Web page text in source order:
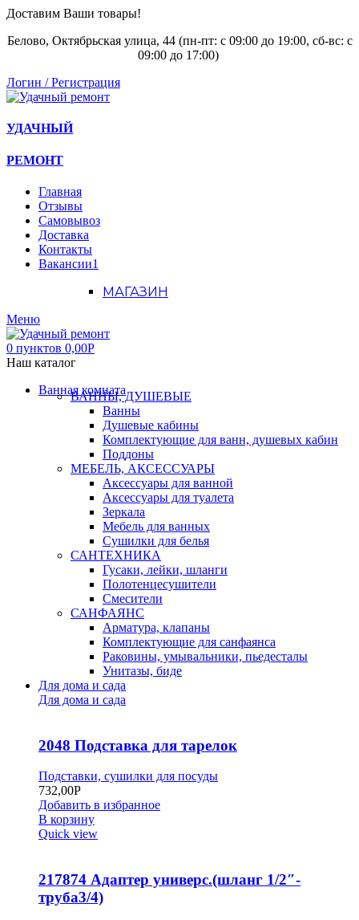
Доставим Ваши товары!
Белово, Октябрьская улица, 44 (пн-пт: с 09:00 до 19:00, сб-вс: с
09:00 до 17:00)
Логин / Регистрация
УДАЧНЫЙ
РЕМОНТ
Главная
Отзывы
Самовывоз
Доставка
Контакты
Вакансии1
МАГАЗИН
Меню
0 пунктов 0,00Р
Наш каталог
Ванная комната
ВАННЫ, ДУШЕВЫЕ
Ванны
Душевые кабины
Комплектующие для ванн, душевых кабин
Поддоны
МЕБЕЛЬ, АКСЕССУАРЫ
Аксессуары для ванной
Аксессуары для туалета
Зеркала
Мебель для ванных
Сушилки для белья
САНТЕХНИКА
Гусаки, лейки, шланги
Полотенцесушители
Смесители
САНФАЯНС
Арматура, клапаны
Комплектующие для санфаянса
Раковины, умывальники, пьедесталы
Унитазы, биде
Для дома и сада
Для дома и сада
2048 Подставка для тарелок
Подставки, сушилки для посуды
732,00Р
Добавить в избранное
В корзину
Quick view
217874 Адаптер универс.(шланг 1/2″-
труба3/4)